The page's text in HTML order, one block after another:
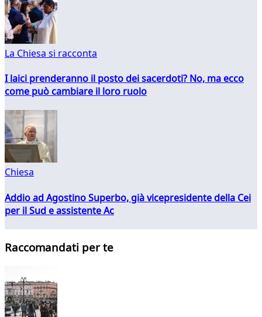
La Chiesa si racconta
I laici prenderanno il posto dei sacerdoti? No, ma ecco
come può cambiare il loro ruolo
Chiesa
Addio ad Agostino Superbo, già vicepresidente della Cei
per il Sud e assistente Ac
Raccomandati per te